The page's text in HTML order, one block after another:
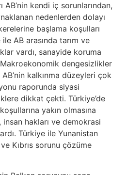
AB’nin kendi iç sorunlarından,
nedenlerden dolayı
başlama koşulları
AB arasında tarım ve
vardı, sanayide koruma
dengesizlikler
kalkınma düzeyleri çok
raporunda siyasi
dikkat çekti. Türkiye’de
yakın olmasına
hakları ve demokrasi
Türkiye ile Yunanistan
Kıbrıs sorunu çözüme